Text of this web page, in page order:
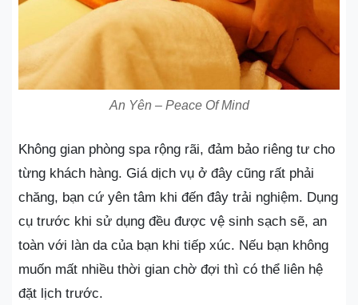
An Yên – Peace Of Mind
Không gian phòng spa rộng rãi, đảm bảo riêng tư cho
từng khách hàng. Giá dịch vụ ở đây cũng rất phải
chăng, bạn cứ yên tâm khi đến đây trải nghiệm. Dụng
cụ trước khi sử dụng đều được vệ sinh sạch sẽ, an
toàn với làn da của bạn khi tiếp xúc. Nếu bạn không
muốn mất nhiều thời gian chờ đợi thì có thể liên hệ
đặt lịch trước.